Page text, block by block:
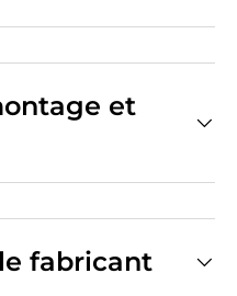
et
fabricant